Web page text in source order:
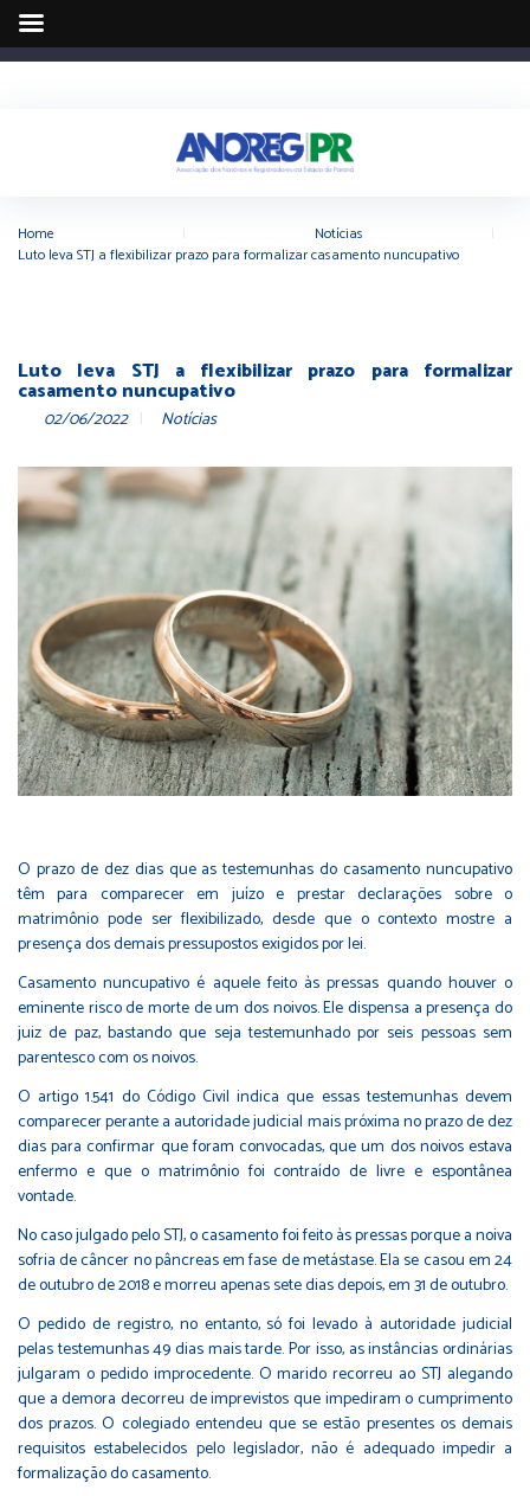
Home Notícias
Luto leva STJ a flexibilizar prazo para formalizar casamento nuncupativo
Luto leva STJ a flexibilizar prazo para formalizar
casamento nuncupativo
02/06/2022 Notícias
O prazo de dez dias que as testemunhas do casamento nuncupativo
têm para comparecer em juízo e prestar declarações sobre o
matrimônio pode ser flexibilizado, desde que o contexto mostre a
presença dos demais pressupostos exigidos por lei.
Casamento nuncupativo é aquele feito às pressas quando houver o
eminente risco de morte de um dos noivos. Ele dispensa a presença do
juiz de paz, bastando que seja testemunhado por seis pessoas sem
parentesco com os noivos.
O artigo 1.541 do Código Civil indica que essas testemunhas devem
comparecer perante a autoridade judicial mais próxima no prazo de dez
dias para confirmar que foram convocadas, que um dos noivos estava
enfermo e que o matrimônio foi contraído de livre e espontânea
vontade.
No caso julgado pelo STJ, o casamento foi feito às pressas porque a noiva
sofria de câncer no pâncreas em fase de metástase. Ela se casou em 24
de outubro de 2018 e morreu apenas sete dias depois, em 31 de outubro.
O pedido de registro, no entanto, só foi levado à autoridade judicial
pelas testemunhas 49 dias mais tarde. Por isso, as instâncias ordinárias
julgaram o pedido improcedente. O marido recorreu ao STJ alegando
que a demora decorreu de imprevistos que impediram o cumprimento
dos prazos. O colegiado entendeu que se estão presentes os demais
requisitos estabelecidos pelo legislador, não é adequado impedir a
formalização do casamento.